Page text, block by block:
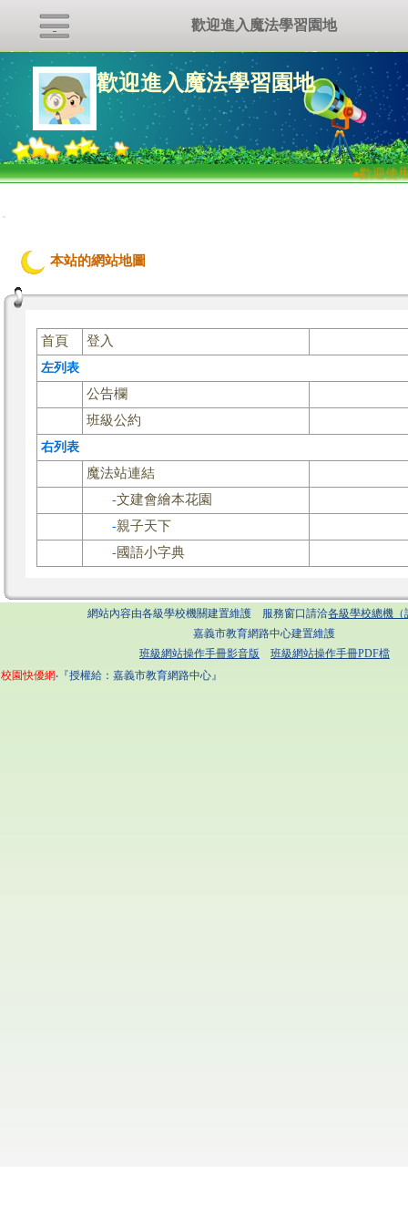
歡迎進入魔法學習園地
●歡迎使
:::
本站的網站地圖
首頁 登入
左列表
公告欄
班級公約
右列表
魔法站連結
-文建會繪本花園
-親子天下
-國語小字典
網站內容由各級學校機關建置維護 服務窗口請洽各級學校總機（
嘉義市教育網路中心建置維護
班級網站操作手冊影音版
班級網站操作手冊PDF檔
校園快優網‧『授權給：嘉義市教育網路中心』
歡迎進入魔法學習園地